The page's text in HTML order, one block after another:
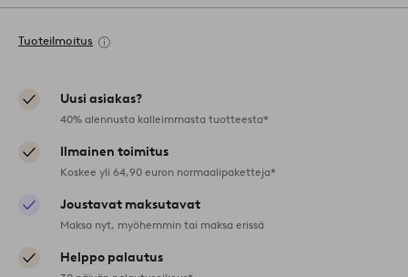
Tuoteilmoitus
Uusi asiakas?
40% alennusta kalleimmasta tuotteesta*
Ilmainen toimitus
Koskee yli 64,90 euron normaalipaketteja*
Joustavat maksutavat
Maksa nyt, myöhemmin tai maksa erissä
Helppo palautus